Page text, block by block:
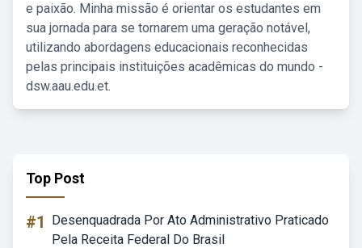
e paixão. Minha missão é orientar os estudantes em
sua jornada para se tornarem uma geração notável,
utilizando abordagens educacionais reconhecidas
pelas principais instituições acadêmicas do mundo -
dsw.aau.edu.et.
Top Post
#1
Desenquadrada Por Ato Administrativo Praticado
Pela Receita Federal Do Brasil